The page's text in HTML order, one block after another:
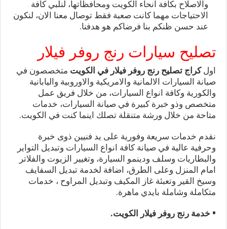
والاصلاح بكافة انحاء الكويت ومحافظاتها، لنلبي كافة
الاحتياجات مهما كانت صعبة فقط توصال معنا الان، لنكون
عند حسن ظنكم بنا فرضاكم هو هدفنا.
تصليح سيارات رنج روفر فيلار
اولكراج تصليح رنج روفر فيلار في الكويت متخصصون في
صيانة السيارات الالمانية والامريكية والاوروبية واليابانية
والكورية وكافة انواع السيارات، من خلال فريق عمل
متخصص وذو خبرة كبيرة في صيانة السيارات، خدمات
متاحة من خلال ورشة متنقلة تصلك اينما كنت في الكويت.
نقدم خدمات سريعة وفورية على يد فنيين ذوى خبرة
وحرفية عالية في صيانة كافة انواع السيارات وتبديل التواير
والبطاريات وسلف ودينمو السيارة، وتغيير الزيوت والفلاتر
امام المنزل وعلى الطرق، اضافة لخدمة تبديل السفايف
وسيخ القير وتعبئة غاز المكيف وتبديل المراوح ، خدمات
متكاملة وشاملة بايدي ماهرة.
• خدمة رنج روفر فيلار الكويت.